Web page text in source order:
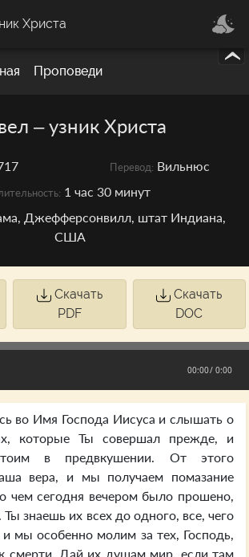
Проповеди
Христа
– узник Христа
Перевод: Вильнюс
1 час 30 минут
Джефферсонвилл, штат Индиана,
США
Скачать
PDF
Скачать
DOC
00:00/ 0:00
во Имя Господа Иисуса и слышать о
которые Ты совершал прежде, и
в предвкушении. От этого
вера, и мы получаем помазание
чем сегодня вечером было прошено,
Ты знаешь их всех до одного, все, чего
мы особенно молим за тех, Господь,
смерти. Дай их душам мир, если там